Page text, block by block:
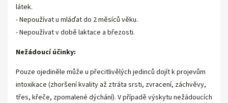
látek.
- Nepoužívat u mláďat do 2 měsíců věku.
- Nepoužívat v době laktace a březosti.
Nežádoucí účinky:
Pouze ojediněle může u přecitlivělých jedinců dojít k projevům
intoxikace (zhoršení kvality až ztráta srsti, zvracení, záchvěvy,
třes, křeče, zpomalené dýchání). V případě výskytu nežádoucích